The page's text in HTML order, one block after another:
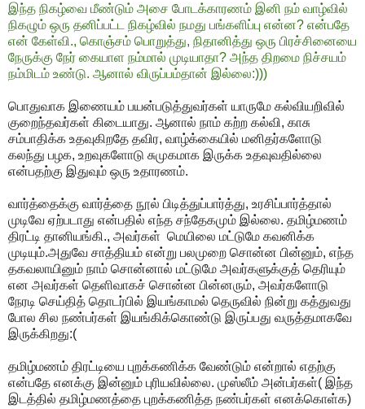
இந்த நிகழ்வை மீண்டும் அசை போடக்காரணம் இனி நம் வாழ்வில்
நிகழும் ஒரு தனிப்பட்ட நிகழ்வில் நமது பங்களிப்பு என்ன? என்பதே
என் கேள்வி., கொஞ்சம் பொறுத்து, நிதானித்து ஒரு பிரச்சினையை
நேருக்கு நேர் கையாள நம்மால் முடியாதா? அந்த திறமை நிச்சயம்
நம்மிடம் உண்டு. ஆனால் விருப்பம்தான் இல்லை:)))
பொதுவாக இணையம் பயன்படுத்துவர்கள் யாருமே கல்வியறிவில்
குறைந்தவர்கள் கிடையாது. ஆனால் நாம் கற்ற கல்வி, காசு
சம்பாதிக்க உதவுகிறதே தவிர, வாழ்க்கையில் மனிதர்களோடு
கலந்து பழக, உறவுகளோடு சுமுகமாக இருக்க உதவுவதில்லை
என்பதற்கு இதுவும் ஒரு உதாரணம்.
வார்த்தைக்கு வார்த்தை நூல் பிடித்துப்பார்த்து, உரசிப்பார்த்தால்
முடிவே ஏற்படாது என்பதில் எந்த சந்தேகமும் இல்லை. தமிழ்மணம்
திரட்டி தானியங்கி., அவர்கள் மெயிலை மட்டுமே கவனிக்க
முடியும்.அதுவே சாத்தியம் என்று பலமுறை சொன்ன பின்னும், எந்த
தகவலாயினும் நாம் சொன்னால் மட்டுமே அவர்களுக்குத் தெரியும்
என அவர்கள் தெளிவாகச் சொன்ன பின்னரும், அவர்களோடு
நேரடி செய்தித் தொடர்பில் இயங்காமல் தெருவில் நின்று கத்துவது
போல சில நண்பர்கள் இயங்கிக்கொண்டு இருப்பது வருத்தமாகவே
இருக்கிறது:(
தமிழ்மணம் திரட்டியை புறக்கணிக்க வேண்டும் என்றால் எதற்கு
என்பதே எனக்கு இன்னும் புரியவில்லை. முஸ்லீம் அன்பர்கள்( இந்த
இடத்தில் தமிழ்மணத்தை புறக்கணித்த நண்பர்கள் எனக்கொள்க)